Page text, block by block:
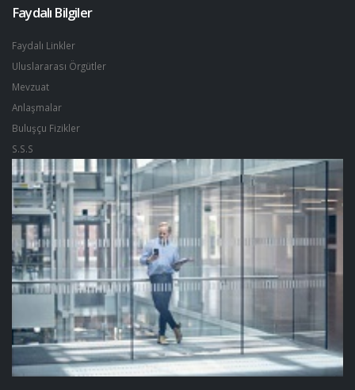
Faydalı Bilgiler
Faydalı Linkler
Uluslararası Örgütler
Mevzuat
Anlaşmalar
Buluşçu Fizikler
S.S.S